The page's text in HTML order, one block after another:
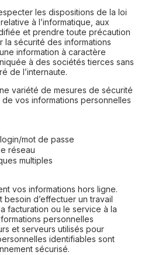
les dispositions de la loi
à l’informatique, aux
et prendre toute précaution
sécurité des informations
information à caractère
à des sociétés tierces sans
de l’internaute.
variété de mesures de sécurité
vos informations personnelles
mot de passe
réseau
multiples
vos informations hors ligne.
d’effectuer un travail
facturation ou le service à la
personnelles
et serveurs utilisés pour
identifiables sont
sécurisé.